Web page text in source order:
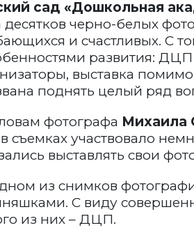
сад «Дошкольная
десятков черно-белых
и счастливых. С
развития:
выставка
поднять целый ряд
фотографа Михаила
в съемках участвовало
выставлять свои
из снимков
С виду
из них – ДЦП.